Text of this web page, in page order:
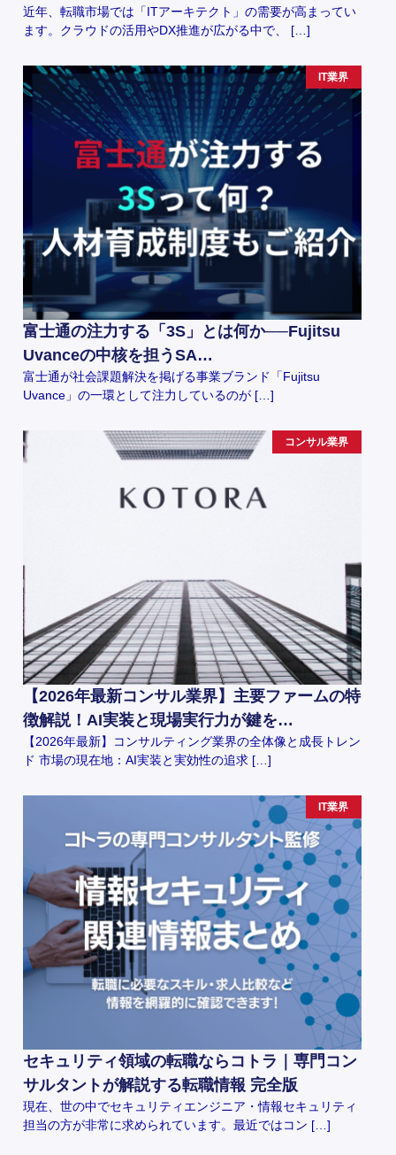
近年、転職市場では「ITアーキテクト」の需要が高まってい
ます。クラウドの活用やDX推進が広がる中で、 […]
IT業界
富士通の注力する「3S」とは何か──Fujitsu
Uvanceの中核を担うSA…
富士通が社会課題解決を掲げる事業ブランド「Fujitsu
Uvance」の一環として注力しているのが […]
コンサル業界
【2026年最新コンサル業界】主要ファームの特
徴解説！AI実装と現場実行力が鍵を…
【2026年最新】コンサルティング業界の全体像と成長トレン
ド 市場の現在地：AI実装と実効性の追求 […]
IT業界
セキュリティ領域の転職ならコトラ｜専門コン
サルタントが解説する転職情報 完全版
現在、世の中でセキュリティエンジニア・情報セキュリティ
担当の方が非常に求められています。最近ではコン […]